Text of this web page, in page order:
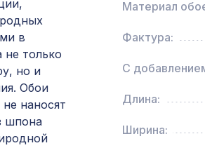
Перфорированная панель КВАДРО
1000х680мм, ХДФ, без отделки
Архитектурная доска, 90х30мм
дерево
в
только
но и
Обои
наносят
шпона
Материал
Фактура:
С
Длина:
Ширина: